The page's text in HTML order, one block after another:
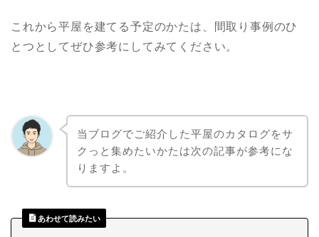
これから平屋を建てる予定のかたは、間取り事例のひ
とつとしてぜひ参考にしてみてください。
当ブログでご紹介した平屋のカタログをサ
クっと集めたいかたは次の記事が参考にな
りますよ。
あわせて読みたい